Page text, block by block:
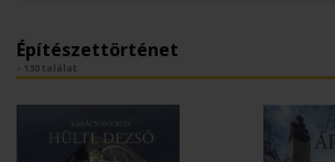
Építészettörténet
- 130 találat